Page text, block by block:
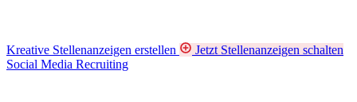
Kreative Stellenanzeigen erstellen
Jetzt Stellenanzeigen schalten
Social Media Recruiting